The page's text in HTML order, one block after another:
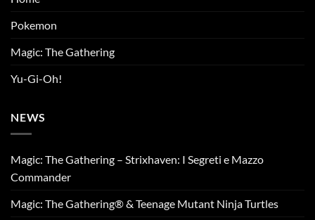
Pokemon
Magic: The Gathering
Yu-Gi-Oh!
NEWS
Magic: The Gathering – Strixhaven: I Segreti e Mazzo
Commander
Magic: The Gathering® & Teenage Mutant Ninja Turtles